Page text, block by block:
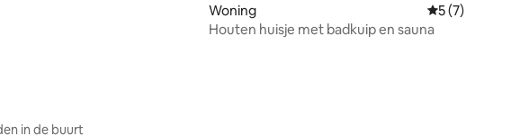
Woning Gemiddelde
5 (7)
Houten huisje met badkuip en sauna
in de buurt